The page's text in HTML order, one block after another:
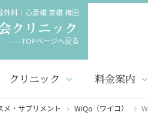
外科｜心斎橋 京橋 梅田
-----TOPページへ戻る
クリニック 料金案内
メ・サプリメント WiQo（ワイコ）